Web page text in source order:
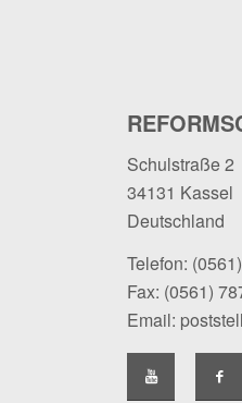
Schulstraße 2
34131 Kassel
Deutschland
Telefon:
Fax: (0561)
Email: